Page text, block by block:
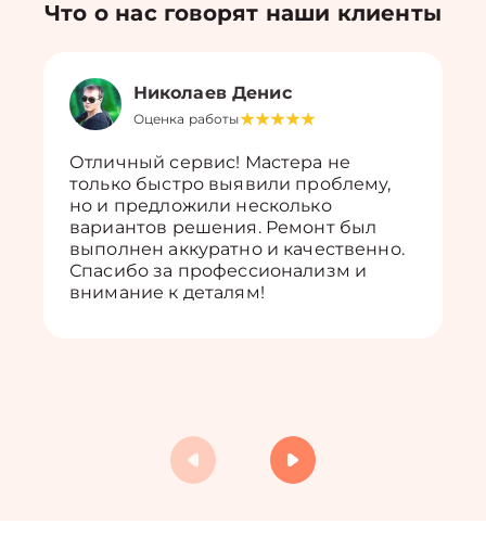
Что о нас говорят наши клиенты
Николаев Денис
Оценка работы
Отличный сервис! Мастера не
только быстро выявили проблему,
но и предложили несколько
вариантов решения. Ремонт был
выполнен аккуратно и качественно.
Спасибо за профессионализм и
внимание к деталям!